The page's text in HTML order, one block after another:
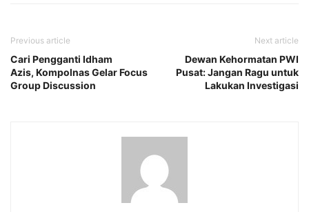
Previous article
Cari Pengganti Idham
Azis, Kompolnas Gelar Focus
Group Discussion
Next article
Dewan Kehormatan PWI
Pusat: Jangan Ragu untuk
Lakukan Investigasi